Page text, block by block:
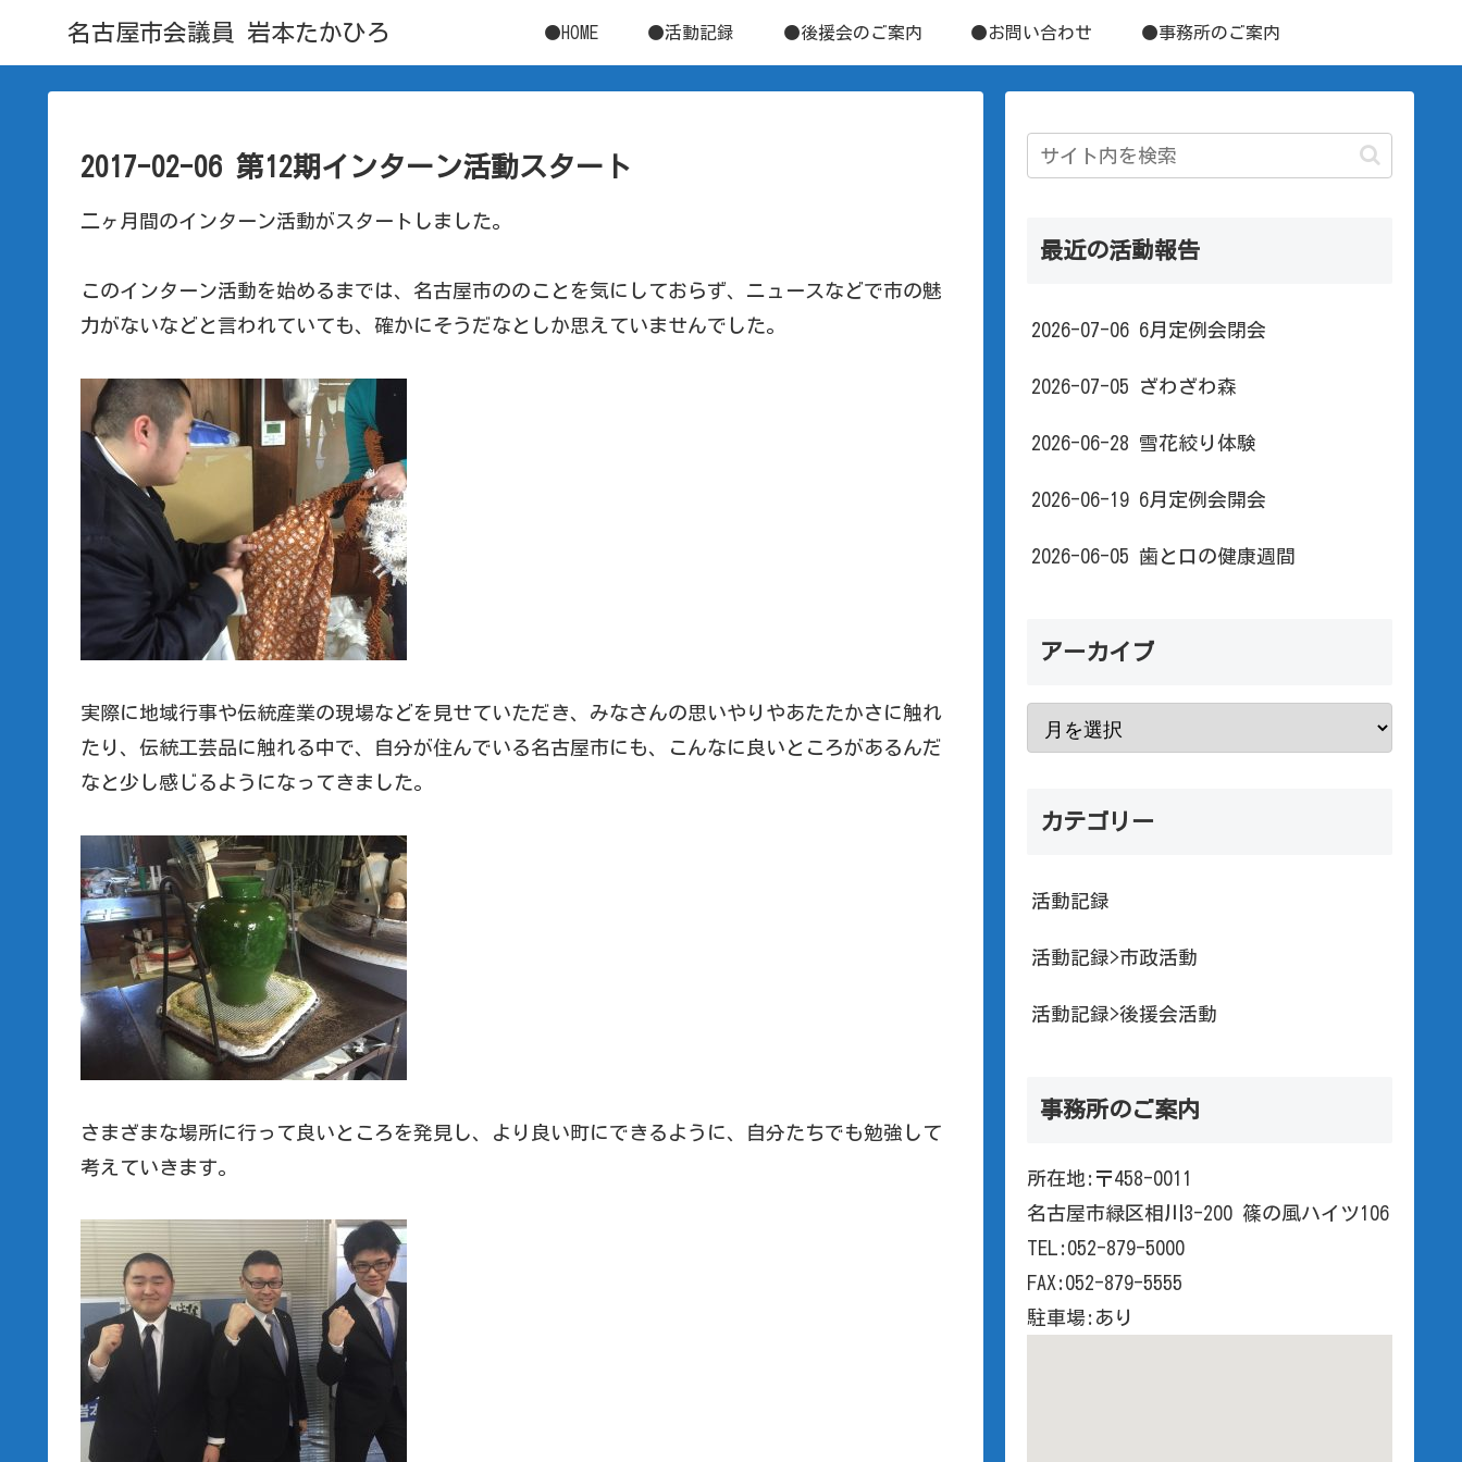
名古屋市会議員 岩本たかひろ ●HOME ●活動記録 ●後援会のご案内 ●お問い合わせ ●事務所のご案内
2017-02-06 第12期インターン活動スタート
二ヶ月間のインターン活動がスタートしました。
このインターン活動を始めるまでは、名古屋市ののことを気にしておらず、ニュースなどで市の魅
力がないなどと言われていても、確かにそうだなとしか思えていませんでした。
実際に地域行事や伝統産業の現場などを見せていただき、みなさんの思いやりやあたたかさに触れ
たり、伝統工芸品に触れる中で、自分が住んでいる名古屋市にも、こんなに良いところがあるんだ
なと少し感じるようになってきました。
さまざまな場所に行って良いところを発見し、より良い町にできるように、自分たちでも勉強して
考えていきます。
最近の活動報告
2026-07-06 6月定例会閉会
2026-07-05 ざわざわ森
2026-06-28 雪花絞り体験
2026-06-19 6月定例会開会
2026-06-05 歯と口の健康週間
アーカイブ
カテゴリー
活動記録
活動記録>市政活動
活動記録>後援会活動
事務所のご案内
所在地:〒458-0011
名古屋市緑区相川3-200 篠の風ハイツ106
TEL:052-879-5000
FAX:052-879-5555
駐車場:あり